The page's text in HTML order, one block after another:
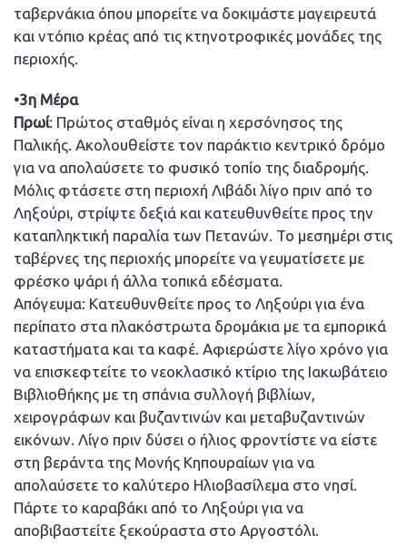
ταβερνάκια όπου μπορείτε να δοκιμάστε μαγειρευτά
και ντόπιο κρέας από τις κτηνοτροφικές μονάδες της
περιοχής.
•3η Μέρα
Πρωί: Πρώτος σταθμός είναι η χερσόνησος της
Παλικής. Ακολουθείστε τον παράκτιο κεντρικό δρόμο
για να απολαύσετε το φυσικό τοπίο της διαδρομής.
Μόλις φτάσετε στη περιοχή Λιβάδι λίγο πριν από το
Ληξούρι, στρίψτε δεξιά και κατευθυνθείτε προς την
καταπληκτική παραλία των Πετανών. Το μεσημέρι στις
ταβέρνες της περιοχής μπορείτε να γευματίσετε με
φρέσκο ψάρι ή άλλα τοπικά εδέσματα.
Απόγευμα: Κατευθυνθείτε προς το Ληξούρι για ένα
περίπατο στα πλακόστρωτα δρομάκια με τα εμπορικά
καταστήματα και τα καφέ. Αφιερώστε λίγο χρόνο για
να επισκεφτείτε το νεοκλασικό κτίριο της Ιακωβάτειο
Βιβλιοθήκης με τη σπάνια συλλογή βιβλίων,
χειρογράφων και βυζαντινών και μεταβυζαντινών
εικόνων. Λίγο πριν δύσει ο ήλιος φροντίστε να είστε
στη βεράντα της Μονής Κηπουραίων για να
απολαύσετε το καλύτερο Ηλιοβασίλεμα στο νησί.
Πάρτε το καραβάκι από το Ληξούρι για να
αποβιβαστείτε ξεκούραστα στο Αργοστόλι.